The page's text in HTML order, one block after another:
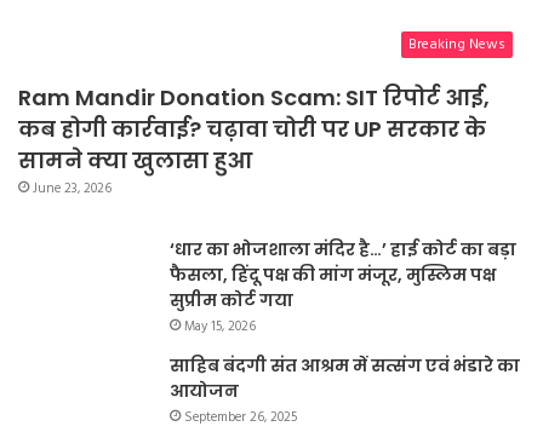
Breaking News
Ram Mandir Donation Scam: SIT रिपोर्ट आई,
कब होगी कार्रवाई? चढ़ावा चोरी पर UP सरकार के
सामने क्या खुलासा हुआ
June 23, 2026
‘धार का भोजशाला मंदिर है…’ हाई कोर्ट का बड़ा
फैसला, हिंदू पक्ष की मांग मंजूर, मुस्लिम पक्ष
सुप्रीम कोर्ट गया
May 15, 2026
साहिब बंदगी संत आश्रम में सत्संग एवं भंडारे का
आयोजन
September 26, 2025